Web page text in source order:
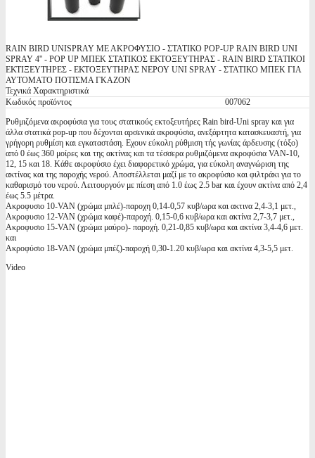
RAIN BIRD UNISPRAY ΜΕ ΑΚΡΟΦΥΣΙΟ - ΣΤΑΤΙΚΟ POP-UP RAIN BIRD UNI
SPRAY 4'' - POP UP ΜΠΕΚ ΣΤΑΤΙΚΟΣ ΕΚΤΟΞΕΥΤΗΡΑΣ - RAIN BIRD ΣΤΑΤΙΚΟΙ
ΕΚΤΙΞΕΥΤΗΡΕΣ - ΕΚΤΟΞΕΥΤΗΡΑΣ ΝΕΡΟΥ UNI SPRAY - ΣΤΑΤΙΚΟ ΜΠΕΚ ΓΙΑ
ΑΥΤΟΜΑΤΟ ΠΟΤΙΣΜΑ ΓΚΑΖΟΝ
Τεχνικά Χαρακτηριστικά
Κωδικός προϊόντος
007062
Ρυθμιζόμενα ακροφύσια για τους στατικούς εκτοξευτήρες Rain bird-Uni spray και για
άλλα στατικά pop-up που δέχονται αρσενικά ακροφύσια, ανεξάρτητα κατασκευαστή, για
γρήγορη ρυθμίση και εγκαταστάση. Εχουν εύκολη ρύθμιση τής γωνίας άρδευσης (τόξο)
από 0 έως 360 μοίρες και της ακτίνας και τα τέσσερα ρυθμιζόμενα ακροφύσια VAN-10,
12, 15 και 18. Κάθε ακροφύσιο έχει διαφορετικό χρώμα, για εύκολη αναγνώριση της
ακτίνας και της παροχής νερού. Αποστέλλεται μαζί με το ακροφύσιο και φιλτράκι για το
καθαρισμό του νερού. Λειτουργούν με πίεση από 1.0 έως 2.5 bar και έχουν ακτίνα από 2,4
έως 5.5 μέτρα.
Ακροφυσιο 10-VAN (χρώμα μπλέ)-παροχη 0,14-0,57 κυβ/ωρα και ακτινα 2,4-3,1 μετ.,
Ακροφυσιο 12-VAN (χρώμα καφέ)-παροχή. 0,15-0,6 κυβ/ωρα και ακτίνα 2,7-3,7 μετ.,
Ακροφυσιο 15-VAN (χρώμα μαύρο)- παροχή. 0,21-0,85 κυβ/ωρα και ακτίνα 3,4-4,6 μετ.
και
Ακροφύσιο 18-VAN (χρώμα μπέζ)-παροχή 0,30-1.20 κυβ/ωρα και ακτίνα 4,3-5,5 μετ.
Video